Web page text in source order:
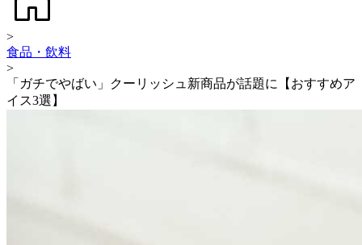
>
食品・飲料
>
「ガチでやばい」クーリッシュ新商品が話題に【おすすめア
イス3選】